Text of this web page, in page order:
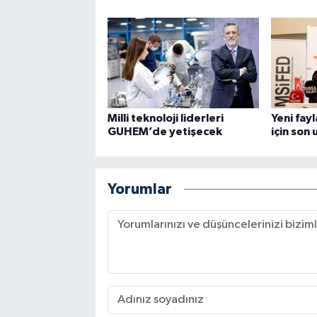
Milli teknoloji liderleri
GUHEM’de yetişecek
Yeni
için son
Yorumlar